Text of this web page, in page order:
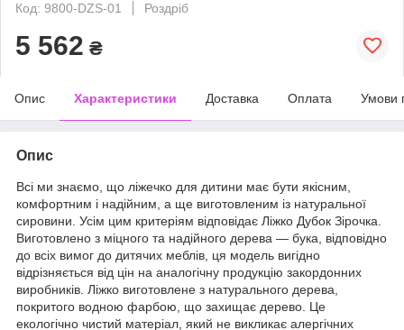
Код: 9800-DZS-01
Роздріб
5 562 ₴
Опис Характеристики Доставка Оплата Умови
Опис
Всі ми знаємо, що ліжечко для дитини має бути якісним,
комфортним і надійним, а ще виготовленим із натуральної
сировини. Усім цим критеріям відповідає Ліжко Дубок Зірочка.
Виготовлено з міцного та надійного дерева — бука, відповідно
до всіх вимог до дитячих меблів, ця модель вигідно
відрізняється від цін на аналогічну продукцію закордонних
виробників. Ліжко виготовлене з натурального дерева,
покритого водною фарбою, що захищає дерево. Це
екологічно чистий матеріал, який не викликає алергічних